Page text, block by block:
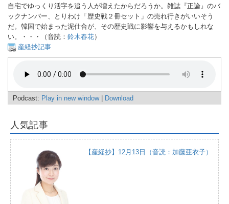
自宅でゆっくり活字を追う人が増えたからだろうか。雑誌『正論』のバ
ックナンバー、とりわけ「歴史戦２冊セット」の売れ行きがいいそう
だ。韓国で始まった泥仕合が、その歴史戦に影響を与えるかもしれな
い。・・・（音読： 鈴木春花）
産経抄記事
Podcast: Play in new window| Download
人気記事
【産経抄】12月13日（音読：加藤亜衣子）